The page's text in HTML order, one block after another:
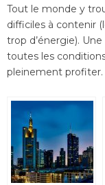
Tout le monde y
difficiles à contenir
trop d’énergie).
toutes les
pleinement profiter.